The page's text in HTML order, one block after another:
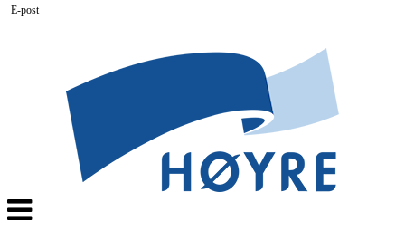
Veksle
navigasjon
E-post